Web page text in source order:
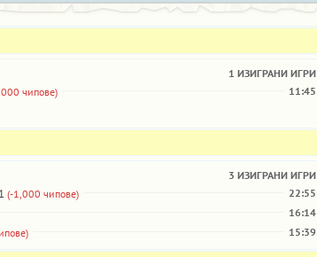
1 ИЗИГРАНИ ИГРИ
чипове) 11:45
3 ИЗИГРАНИ ИГРИ
(-1,000 чипове) 22:55
16:14
15:39